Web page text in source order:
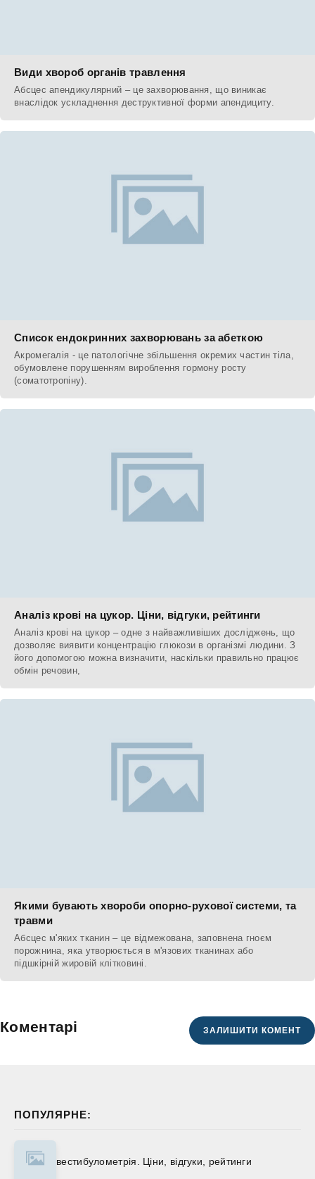
ПОПУЛЯРНЕ:
вестибулометрія. Ціни, відгуки, рейтинги
Види хвороб органів травлення
Абсцес апендикулярний – це захворювання, що виникає
внаслідок ускладнення деструктивної форми апендициту.
Список ендокринних захворювань за абеткою
Акромегалія - це патологічне збільшення окремих частин тіла,
обумовлене порушенням вироблення гормону росту
(соматотропіну).
Аналіз крові на цукор. Ціни, відгуки, рейтинги
Аналіз крові на цукор – одне з найважливіших досліджень, що
дозволяє виявити концентрацію глюкози в організмі людини. З
його допомогою можна визначити, наскільки правильно працює
обмін речовин,
Якими бувають хвороби опорно-рухової системи, та
травми
Абсцес м'яких тканин – це відмежована, заповнена гноєм
порожнина, яка утворюється в м'язових тканинах або
підшкірній жировій клітковині.
Коментарі ЗАЛИШИТИ КОМЕНТ